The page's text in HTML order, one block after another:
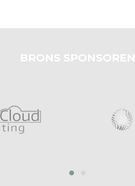
BRONS SPONSOREN
prev